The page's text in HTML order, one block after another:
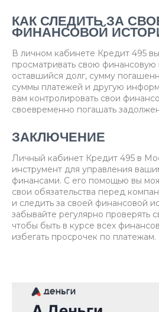
КАК СЛЕДИТЬ ЗА
ФИНАНСОВОЙ
В личном кабинете Кредит 495
просматривать свою
оставшийся долг, сумму
суммы платежей и другую
вам контролировать свои
своевременно погашать
ЗАКЛЮЧЕНИЕ
Личный кабинет Кредит 495 в
инструмент для управления
финансами. С его помощью вы
свои обязательства перед
и следить за своей финансовой
забывайте регулярно проверять
чтобы быть в курсе всех
избегать просрочек по платежам.